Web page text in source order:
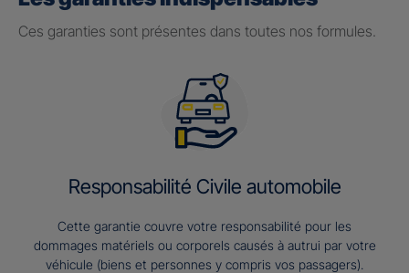
Ces garanties sont présentes dans toutes nos formules.
Responsabilité Civile automobile
Cette garantie couvre votre responsabilité pour les
dommages matériels ou corporels causés à autrui par votre
véhicule (biens et personnes y compris vos passagers).